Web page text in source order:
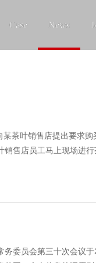
Case News
茶叶销售店提出要求
售店员工马上现场进
委员会第三十次会议